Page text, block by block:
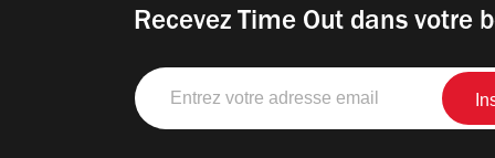
Recevez Time Out dans votre
Entrez
votre
adresse